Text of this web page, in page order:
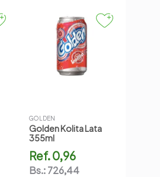
GOLDEN
Golden Kolita Lata
355ml
Ref.0,96
Bs.: 726,44